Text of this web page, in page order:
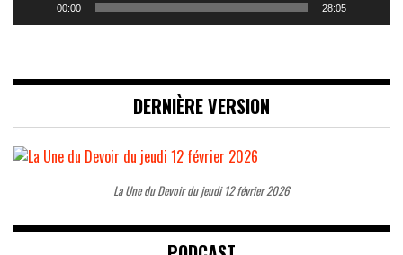
00:00 28:05
DERNIÈRE VERSION
La Une du Devoir du jeudi 12 février 2026